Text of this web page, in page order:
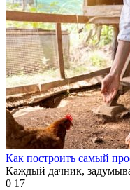
Как построить самый
Каждый дачник,
0 17